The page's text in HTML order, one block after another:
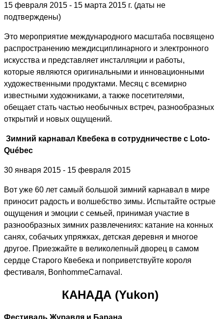
15 февраля 2015 - 15 марта 2015 г. (даты не
подтверждены)
Это мероприятие международного масштаба посвящено
распространению междисциплинарного и электронного
искусства и представляет инсталляции и работы,
которые являются оригинальными и инновационными
художественными продуктами. Месяц с всемирно
известными художниками, а также посетителями,
обещает стать частью необычных встреч, разнообразных
открытий и новых ощущений.
Зимний карнавал Квебека в сотрудничестве с Loto-
Québec
30 января 2015 - 15 февраля 2015
Вот уже 60 лет самый большой зимний карнавал в мире
приносит радость и волшебство зимы. Испытайте острые
ощущения и эмоции с семьей, принимая участие в
разнообразных зимних развлечениях: катание на конных
санях, собачьих упряжках, детская деревня и многое
другое. Приезжайте в великолепный дворец в самом
сердце Старого Квебека и поприветствуйте короля
фестиваля, BonhommeCarnaval .
КАНАДА (Yukon)
Фестиваль Журавля и Барана